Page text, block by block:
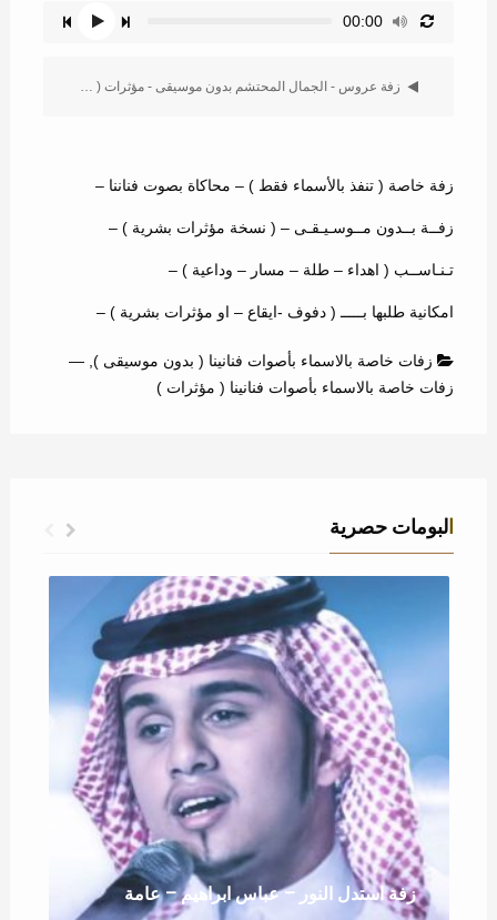
00:00
زفة عروس - الجمال المحتشم بدون موسيقى - مؤثرات ( خليل )
زفة خاصة ( تنفذ بالأسماء فقط ) – محاكاة بصوت فناننا –
زفــة بــدون مــوسـيـقـى – ( نسخة مؤثرات بشرية ) –
تـنـاســب ( اهداء – طلة – مسار – وداعية ) –
امكانية طلبها بـــــ ( دفوف -ايقاع – او مؤثرات بشرية ) –
زفات خاصة بالاسماء بأصوات فنانينا ( بدون موسيقى ),
—
زفات خاصة بالاسماء بأصوات فنانينا ( مؤثرات )
البومات حصرية
زفة استدل النور – عباس ابراهيم – عامة